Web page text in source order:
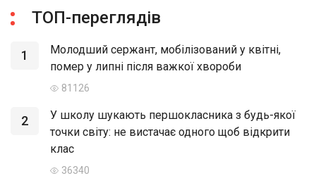
ТОП-переглядів
1
Молодший сержант, мобілізований у квітні,
помер у липні після важкої хвороби
81126
2
У школу шукають першокласника з будь-якої
точки світу: не вистачає одного щоб відкрити
клас
36340